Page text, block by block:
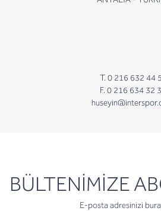
T. 0 216 632 44
F. 0 216 634 32
BÜLTENİMİZE
E-posta adresinizi